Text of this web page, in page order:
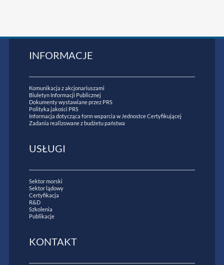
INFORMACJE
Komunikacja z akcjonariuszami
Biuletyn Informacji Publicznej
Dokumenty wystawiane przez PRS
Polityka jakości PRS
Informacja dotycząca form wsparcia w Jednostce Certyfikującej
Zadania realizowane z budżetu państwa
USŁUGI
Sektor morski
Sektor lądowy
Certyfikacja
R&D
Szkolenia
Publikacje
KONTAKT